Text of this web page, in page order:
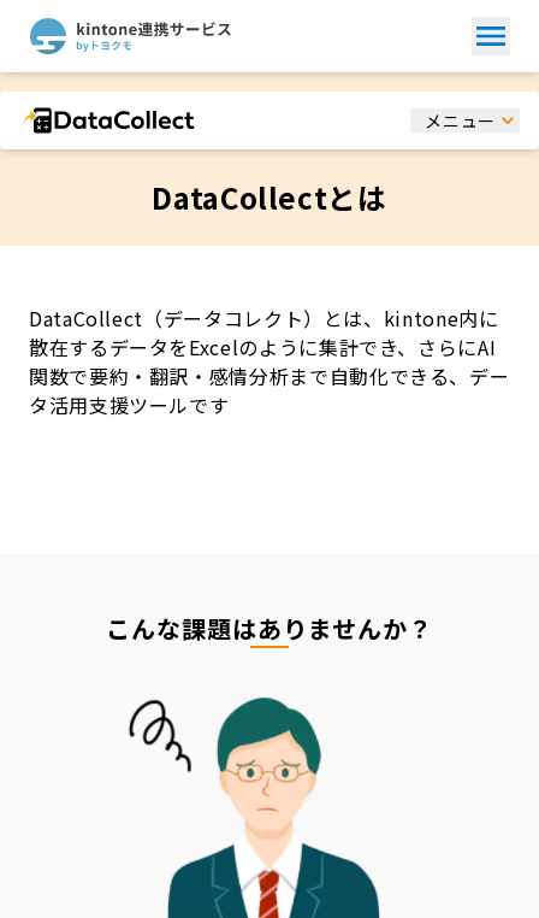
メニュー
DataCollectとは
DataCollect（データコレクト）とは、kintone内に
散在するデータをExcelのように集計でき、 さらにAI
関数で要約・翻訳・感情分析まで自動化できる、デー
タ活用支援ツールです
こんな課題はありませんか？